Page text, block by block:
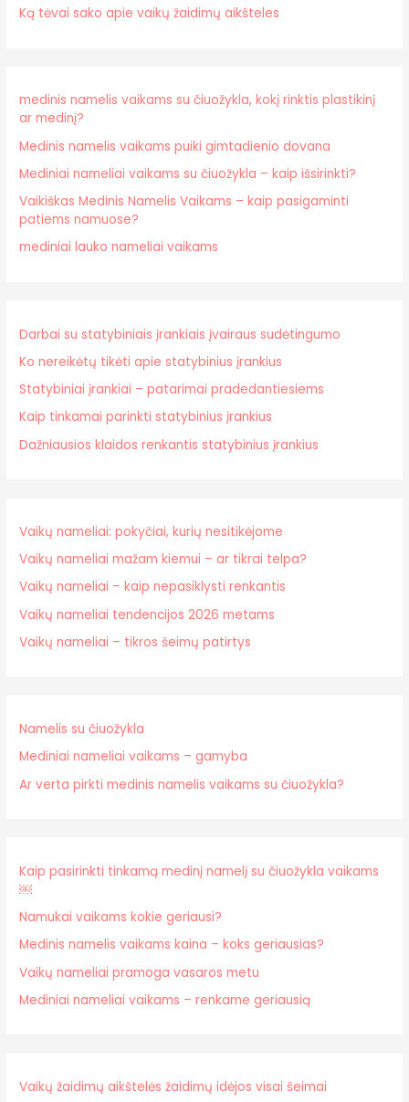
Ką tėvai sako apie vaikų žaidimų aikšteles
medinis namelis vaikams su čiuožykla, kokį rinktis plastikinį
ar medinį?
Medinis namelis vaikams puiki gimtadienio dovana
Mediniai nameliai vaikams su čiuožykla – kaip išsirinkti?
Vaikiškas Medinis Namelis Vaikams – kaip pasigaminti
patiems namuose?
mediniai lauko nameliai vaikams
Darbai su statybiniais įrankiais įvairaus sudėtingumo
Ko nereikėtų tikėti apie statybinius įrankius
Statybiniai įrankiai – patarimai pradedantiesiems
Kaip tinkamai parinkti statybinius įrankius
Dažniausios klaidos renkantis statybinius įrankius
Vaikų nameliai: pokyčiai, kurių nesitikėjome
Vaikų nameliai mažam kiemui – ar tikrai telpa?
Vaikų nameliai – kaip nepasiklysti renkantis
Vaikų nameliai tendencijos 2026 metams
Vaikų nameliai – tikros šeimų patirtys
Namelis su čiuožykla
Mediniai nameliai vaikams – gamyba
Ar verta pirkti medinis namelis vaikams su čiuožykla?
Kaip pasirinkti tinkamą medinį namelį su čiuožykla vaikams
￼
Namukai vaikams kokie geriausi?
Medinis namelis vaikams kaina – koks geriausias?
Vaikų nameliai pramoga vasaros metu
Mediniai nameliai vaikams – renkame geriausią
Vaikų žaidimų aikštelės žaidimų idėjos visai šeimai